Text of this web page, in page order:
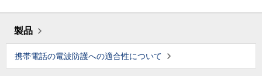
製品
携帯電話の電波防護への適合性について